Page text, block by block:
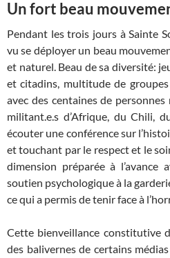
Un fort beau
Pendant les trois jours à Sainte
vu se déployer un beau
et naturel. Beau de sa diversité:
et citadins, multitude de
avec des centaines de
militant.e.s d’Afrique, du Chili,
écouter une conférence sur
et touchant par le respect et le
dimension préparée à l’avance
soutien psychologique à la
ce qui a permis de tenir face à
Cette bienveillance constitutive
des balivernes de certains